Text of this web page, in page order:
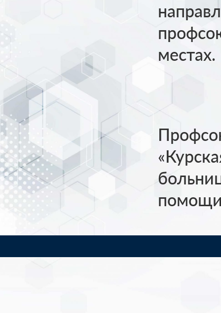
местах.